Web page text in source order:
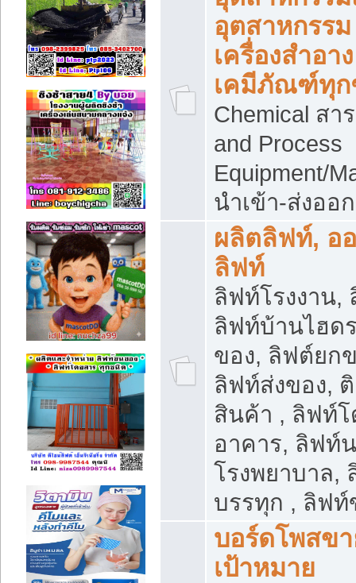
อุตสาหกรรม
เครื่องสำอา
เคมีภัณฑ์ทุ
Chemical สา
and Process
Equipment/
นำเข้า-ส่งอ
ผลิตลิฟท์, อ
ลิฟท์
ลิฟท์โรงงาน
ลิฟท์บ้านไฮด
ของ, ลิฟต์ยก
ลิฟท์ส่งของ,
สินค้า , ลิฟท์
อาคาร, ลิฟท์
โรงพยาบาล,
บรรทุก , ลิฟท์
บอร์ดโพสข
เป้าหมาย